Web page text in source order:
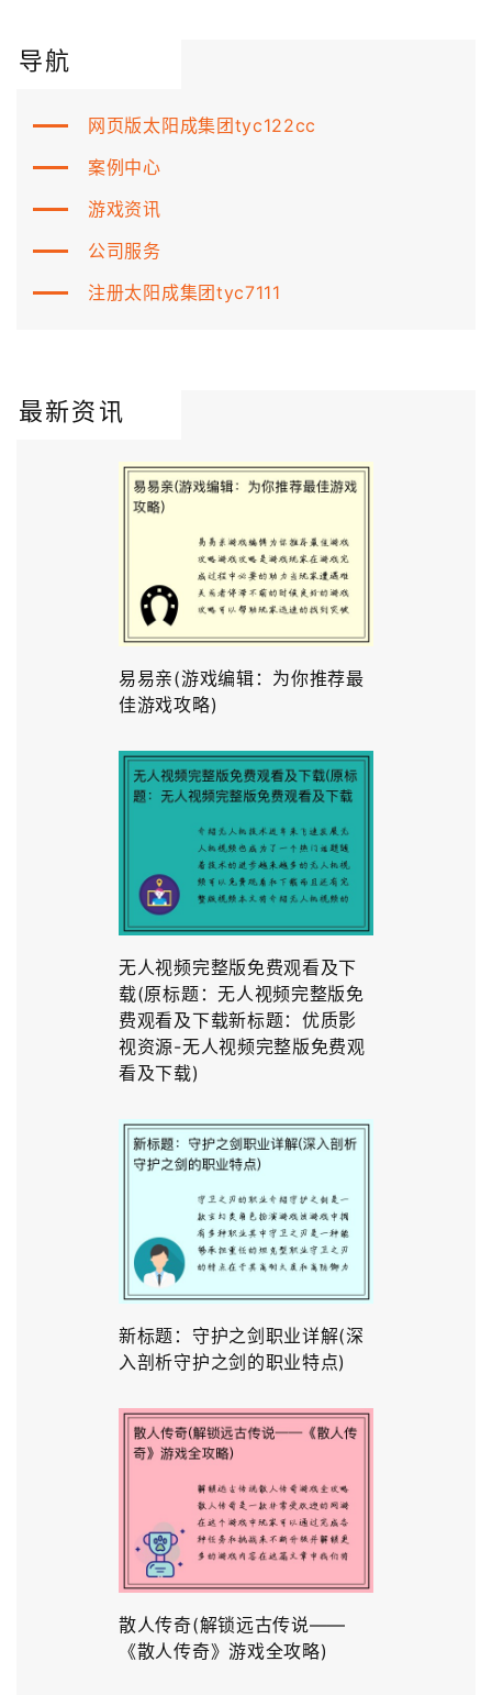
导航
网页版太阳成集团tyc122cc
案例中心
游戏资讯
公司服务
注册太阳成集团tyc7111
最新资讯
易易亲(游戏编辑：为你推荐最
佳游戏攻略)
无人视频完整版免费观看及下
载(原标题：无人视频完整版免
费观看及下载新标题：优质影
视资源-无人视频完整版免费观
看及下载)
新标题：守护之剑职业详解(深
入剖析守护之剑的职业特点)
散人传奇(解锁远古传说——
《散人传奇》游戏全攻略)